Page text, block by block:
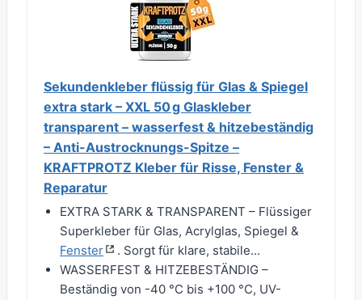
Sekundenkleber flüssig für Glas & Spiegel
extra stark – XXL 50 g Glaskleber
transparent – wasserfest & hitzebeständig
– Anti-Austrocknungs-Spitze –
KRAFTPROTZ Kleber für Risse, Fenster &
Reparatur
EXTRA STARK & TRANSPARENT – Flüssiger
Superkleber für Glas, Acrylglas, Spiegel &
Fenster
. Sorgt für klare, stabile...
WASSERFEST & HITZEBESTÄNDIG –
Beständig von -40 °C bis +100 °C, UV-